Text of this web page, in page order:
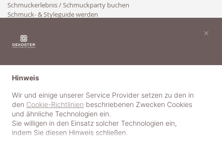
Schmuckerlebnis / Schmuckparty buchen
Schmuck- & Styleguide werden
Hinweis
Wir und einige unserer Service Provider setzen zu den in
den Cookie-Richtlinien beschriebenen Zwecken Cookies
und ähnliche Technologien ein.
Sie willigen in den Einsatz solcher Technologien ein,
indem Sie diesen Hinweis schließen.
×